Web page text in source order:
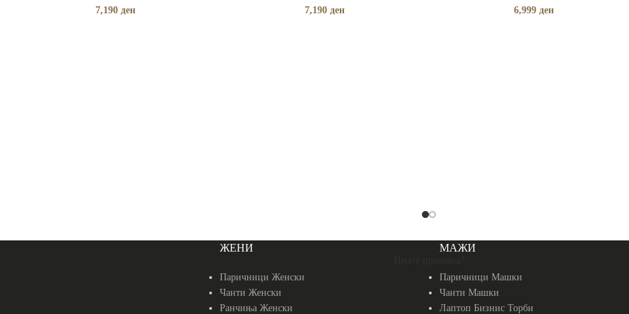
7,190 ден 7,190 ден 6,999 ден
ЖЕНИ
Паричници Женски
Чанти Женски
Ранчиња Женски
МАЖИ
Паричници Машки
Чанти Машки
Лаптоп Бизнис Торби